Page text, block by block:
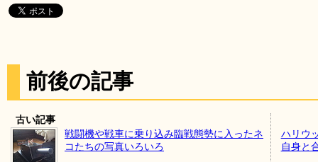
前後の記事
古い記事
戦闘機や戦車に乗り込み臨戦態勢に入ったネ
コたちの写真いろいろ
ハリウ
自身と